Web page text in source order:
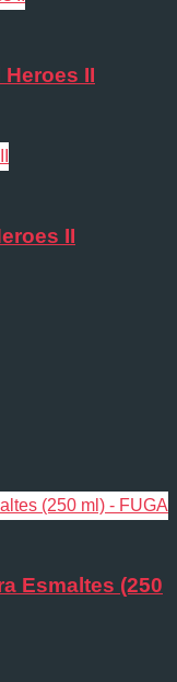
II
II
Esmaltes (250